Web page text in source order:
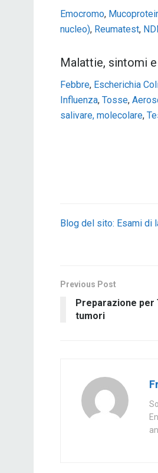
Emocromo,
nucleo), Reumatest,
Malattie, sintomi
Febbre, Escherichia
Influenza, Tosse,
salivare, molecolare,
Blog del sito: Esami di
Previous Post
Preparazione per
tumori